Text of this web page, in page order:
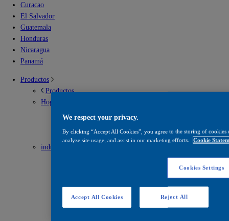
Curacao
El Salvador
Guatemala
Honduras
Nicaragua
Panamá
Productos
Productos
Hogar
Hogar
Soluciones para exterior
industrial
We respect your privacy.
By clicking “Accept All Cookies”, you agree to the storing of
analyze site usage, and assist in our marketing efforts.
Cookie
Cookies Settings
Reject All
Accept All Cookies